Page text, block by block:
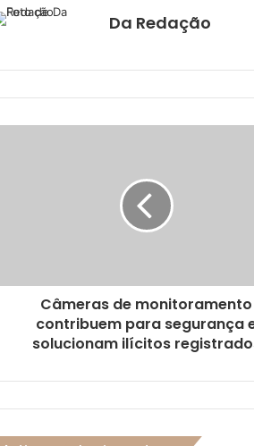
Da Redação
Câmeras de monitoramento
contribuem para segurança
solucionam ilícitos